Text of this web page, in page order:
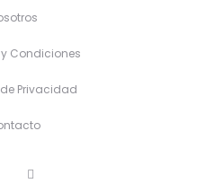
Condiciones
Privacidad